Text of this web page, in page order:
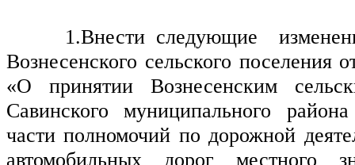
1.Внести следующие
Вознесенского сельского поселения
«О принятии Вознесенским
Савинского муниципального
части полномочий по дорожной
автомобильных дорог местного